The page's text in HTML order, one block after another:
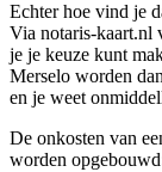
Echter hoe vind je
Via notaris-kaart.nl
je je keuze kunt
Merselo worden
en je weet
De onkosten van
worden